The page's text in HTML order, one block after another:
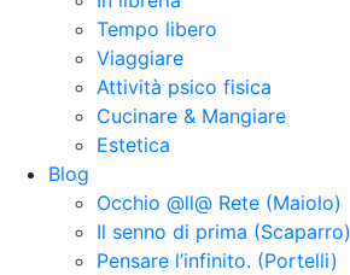
Tempo libero
Viaggiare
Attività psico fisica
Cucinare & Mangiare
Estetica
Blog
Occhio @ll@ Rete (Maiolo)
Il senno di prima (Scaparro)
Pensare l’infinito. (Portelli)